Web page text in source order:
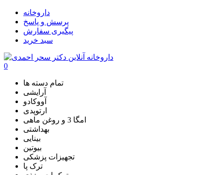
داروخانه
پرسش و پاسخ
پیگیری سفارش
سبد خرید
0
تمام دسته ها
آرایشی
آووکادو
ارتوپدی
امگا 3 و روغن ماهی
بهداشتی
بینایی
بیوتین
تجهیزات پزشکی
ترک پا